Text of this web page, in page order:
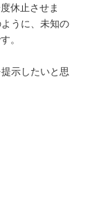
休止させま
うに、未知の
。
示したいと思